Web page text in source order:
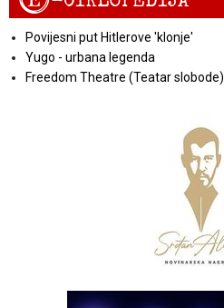
Povijesni put Hitlerove 'klonje'
Yugo - urbana legenda
Freedom Theatre (Teatar slobode)